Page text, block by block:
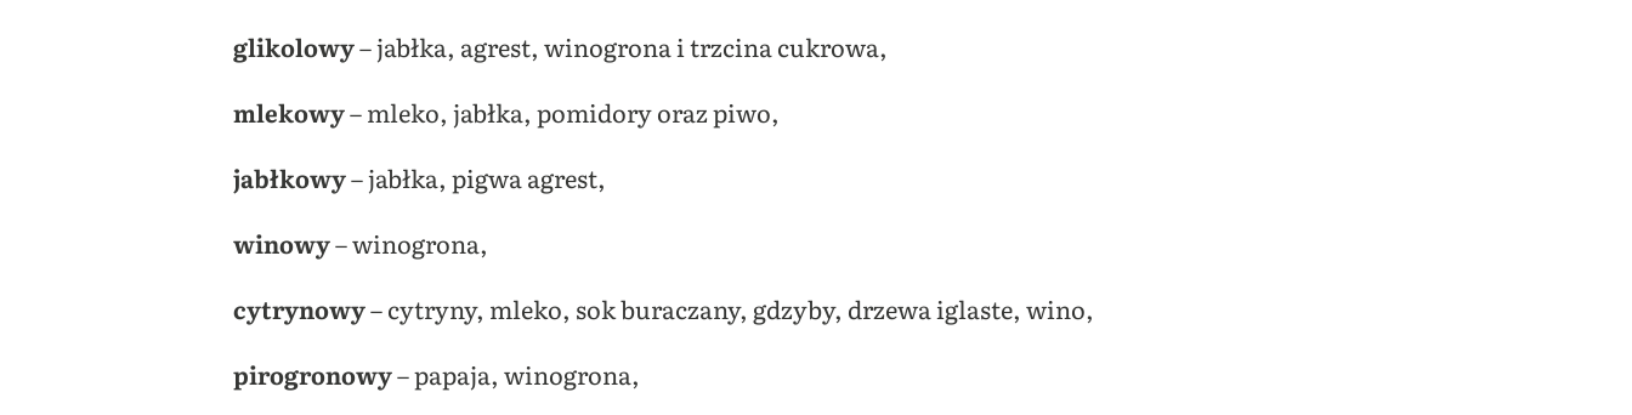
glikolowy– jabłka, agrest, winogrona i trzcina cukrowa,
mlekowy– mleko, jabłka, pomidory oraz piwo,
jabłkowy– jabłka, pigwa agrest,
winowy– winogrona,
cytrynowy– cytryny, mleko, sok buraczany, gdzyby, drzewa iglaste, wino,
pirogronowy– papaja, winogrona,